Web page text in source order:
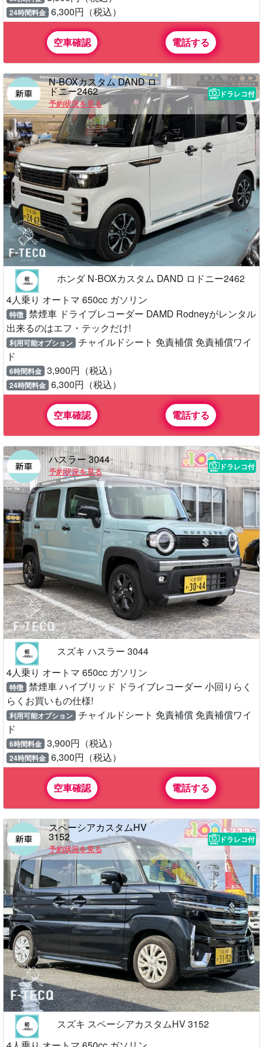
24時間料金 6,300円（税込）
空車確認 電話する
N-BOXカスタム DAND ロ
ドニー2462
予約状況を見る
ドラレコ付
ホンダ N-BOXカスタム DAND ロドニー2462
4人乗り オートマ 650cc ガソリン
特徴 禁煙車 ドライブレコーダー DAMD Rodneyがレンタル
出来るのはエフ・テックだけ!
利用可能オプション チャイルドシート 免責補償 免責補償ワイ
ド
6時間料金 3,900円（税込）
24時間料金 6,300円（税込）
空車確認 電話する
ハスラー 3044
予約状況を見る
ドラレコ付
スズキ ハスラー 3044
4人乗り オートマ 650cc ガソリン
特徴 禁煙車 ハイブリッド ドライブレコーダー 小回りらく
らくお買いもの仕様!
利用可能オプション チャイルドシート 免責補償 免責補償ワイ
ド
6時間料金 3,900円（税込）
24時間料金 6,300円（税込）
空車確認 電話する
スペーシアカスタムHV
3152
予約状況を見る
ドラレコ付
スズキ スペーシアカスタムHV 3152